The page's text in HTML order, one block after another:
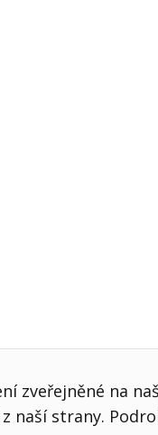
zveřejněné na
naší strany.